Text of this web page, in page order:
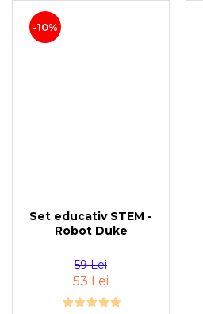
-10%
Set educativ STEM -
Robot Duke
59 Lei
53 Lei